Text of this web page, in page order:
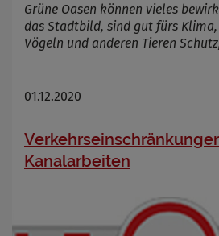
Grüne Oasen können vieles
das Stadtbild, sind gut fürs
Vögeln und anderen Tieren
01.12.2020
Kanalarbeiten